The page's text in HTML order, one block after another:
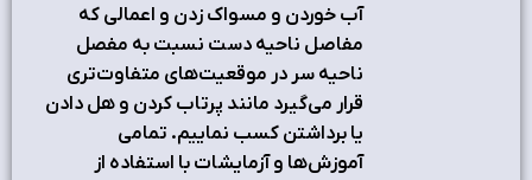
آب خوردن و مسواک زدن و اعمالی که
مفاصل ناحیه دست نسبت به مفصل
ناحیه سر در موقعیت‌های متفاوت‌تری
قرار می‌گیرد مانند پرتاب کردن و هل دادن
یا برداشتن کسب نماییم. تمامی
آموزش‌ها و آزمایشات با استفاده از